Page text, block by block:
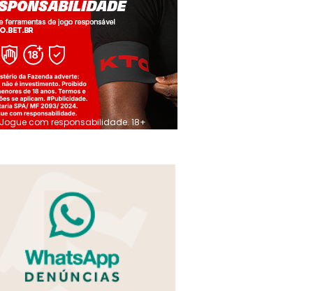
Jogue com responsabilidade. 18+